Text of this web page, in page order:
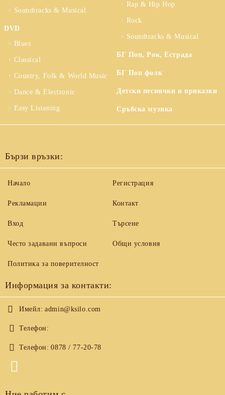
Soundtracks & Musical
DVD
Blues
Classical
Country, Folk & World Music
Dance & Electronic
Easy Listening
Rap & Hip Hop
Rock
Soundtracks & Musical
БГ Поп, Рок, Естрада
БГ Поп фолк
Детски песнички и приказки
Сръбска музика
Бързи връзки:
Начало
Рекламации
Вход
Често задавани въпроси
Регистрация
Контакт
Търсене
Общи условия
Политика за поверителност
Информация за контакти:
Имейл: admin@ksilo.com
Телефон:
Телефон: 0878 / 77-20-78